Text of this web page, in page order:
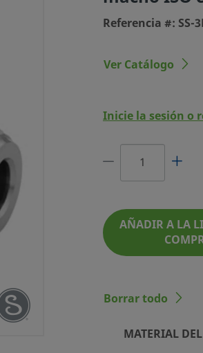
DE
4RTBT
Referencia #: SS-
Ver Catálogo
Inicie la sesión o
AÑADIR A LA
Borrar todo
MATERIAL